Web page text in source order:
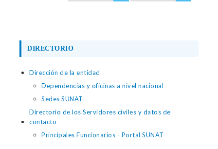
DIRECTORIO
Dirección de la entidad
Dependencias y oficinas a nivel nacional
Sedes SUNAT
Directorio de los Servidores civiles y datos de
contacto
Principales Funcionarios - Portal SUNAT